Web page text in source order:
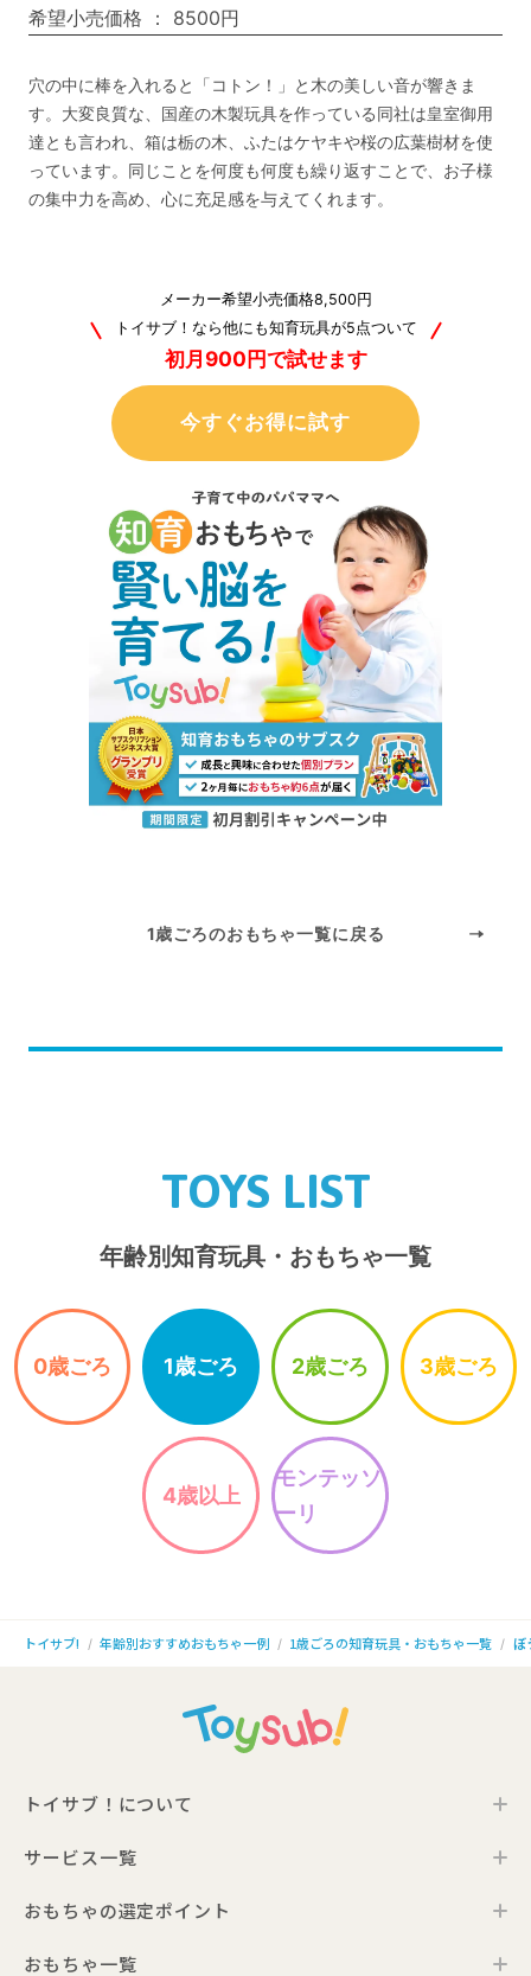
希望小売価格 ： 8500円
穴の中に棒を入れると「コトン！」と木の美しい音が響きま
す。大変良質な、国産の木製玩具を作っている同社は皇室御用
達とも言われ、箱は栃の木、ふたはケヤキや桜の広葉樹材を使
っています。同じことを何度も何度も繰り返すことで、お子様
の集中力を高め、心に充足感を与えてくれます。
メーカー希望小売価格8,500円
トイサブ！なら他にも知育玩具が5点ついて
初月900円で試せます
今すぐお得に試す
1歳ごろのおもちゃ一覧に戻る
TOYS LIST
年齢別知育玩具・おもちゃ一覧
0歳ごろ 1歳ごろ 2歳ごろ 3歳ごろ
4歳以上
モンテッソ
ーリ
トイサブ! 年齢別おすすめおもちゃ一例 1歳ごろの知育玩具・おもちゃ一覧 ぼ
トイサブ！について
トイサブ！の特徴
サービス一覧・料金
サービス一覧
トイサブ！ファーストセレクション
おもちゃの選定ポイント
年齢別おすすめおもちゃ
おもちゃ一覧